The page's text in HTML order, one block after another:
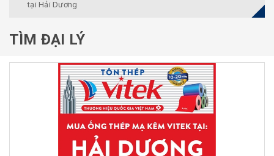
tại Hải Dương
TÌM ĐẠI LÝ